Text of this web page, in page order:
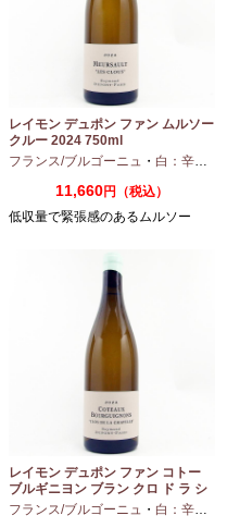
レイモン デュポン ファン ムルソー
クルー 2024 750ml
フランス/ブルゴーニュ ・ 白：辛口
11,660円（税込）
低収量で緊張感のあるムルソー
レイモン デュポン ファン コトー
ブルギニヨン ブラン クロ ド ラ シ
ャペル 2024 750ml
フランス/ブルゴーニュ ・ 白：辛口